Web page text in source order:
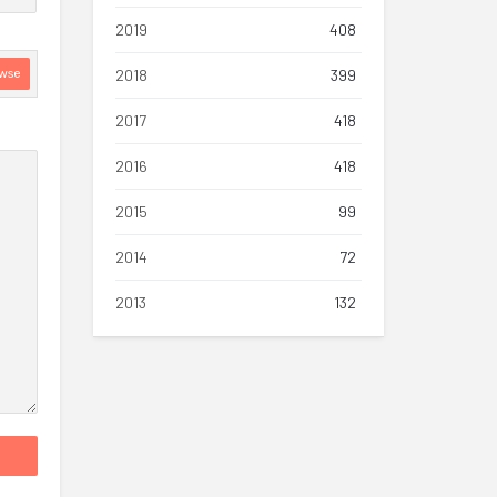
2019 408
2018 399
2017 418
2016 418
2015 99
2014 72
2013 132